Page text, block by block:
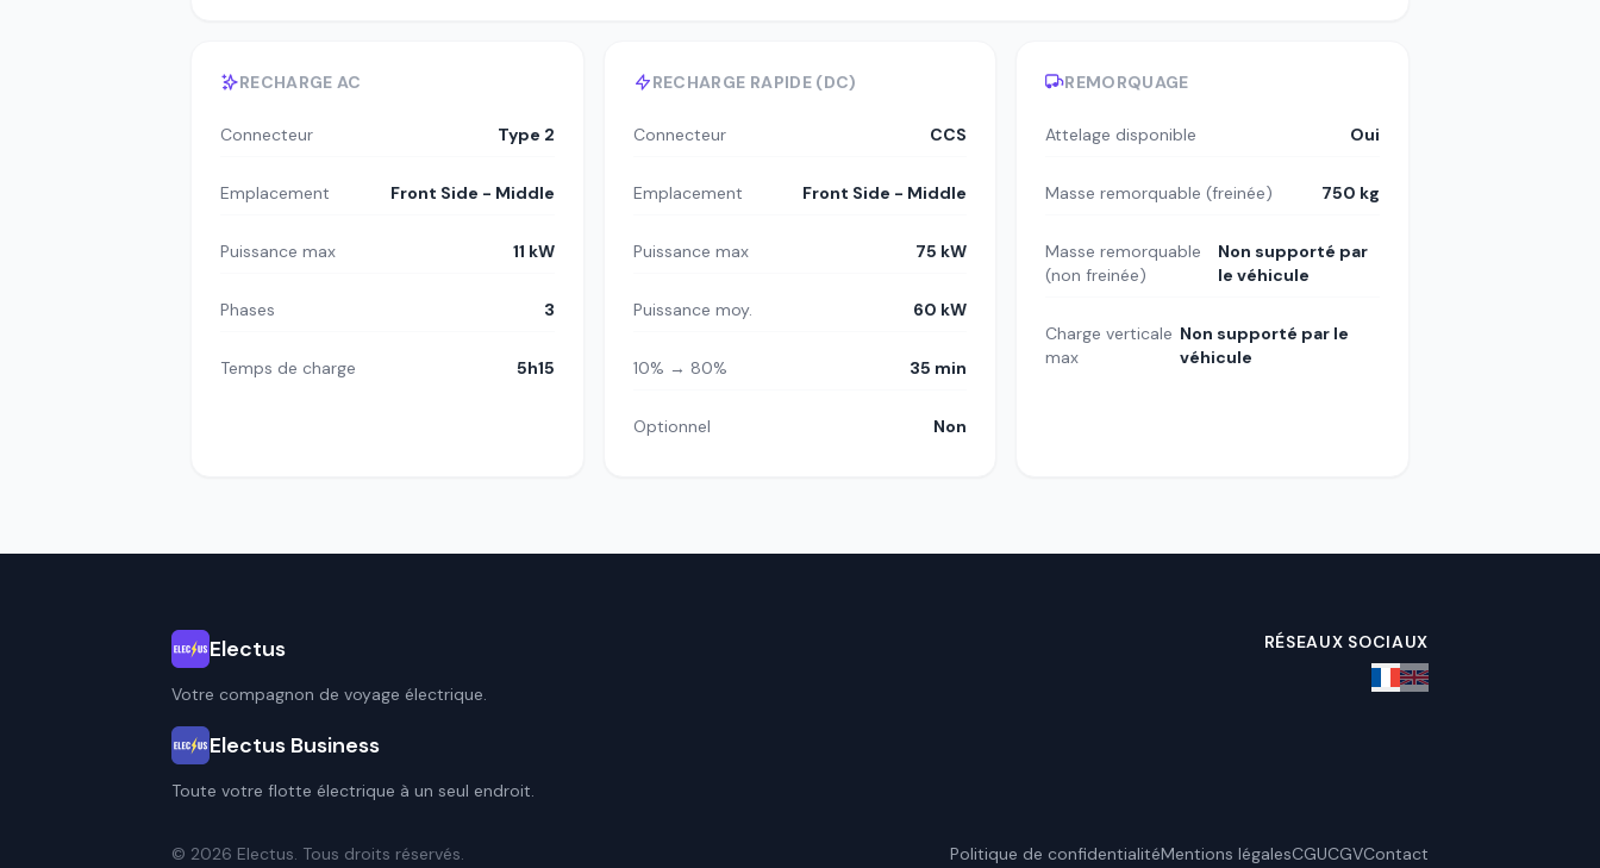
RECHARGE AC
Connecteur Type 2
Emplacement Front Side - Middle
Puissance max 11 kW
Phases 3
Temps de charge 5h15
RECHARGE RAPIDE (DC)
Connecteur CCS
Emplacement Front Side - Middle
Puissance max 75 kW
Puissance moy. 60 kW
10% → 80% 35 min
Optionnel Non
REMORQUAGE
Attelage disponible Oui
Masse remorquable (freinée) 750 kg
Masse remorquable
(non freinée)
Non supporté par
le véhicule
Charge verticale
max
Non supporté par le
véhicule
Electus
Votre compagnon de voyage électrique.
Electus Business
Toute votre flotte électrique à un seul endroit.
RÉSEAUX SOCIAUX
© 2026 Electus. Tous droits réservés. Politique de confidentialitéMentions légalesCGUCGVContact